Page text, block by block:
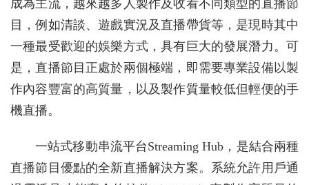
成為主流，越來越多人製作及收看不同類型的直播節
目，例如清談、遊戲實況及直播帶貨等，是現時其中
一種最受歡迎的娛樂方式，具有巨大的發展潛力。可
是，直播節目正處於兩個極端，即需要專業設備以製
作內容豐富的高質量，以及製作質量較低但輕便的手
機直播。
一站式移動串流平台Streaming Hub，是結合兩種
直播節目優點的全新直播解決方案。系統允許用戶通